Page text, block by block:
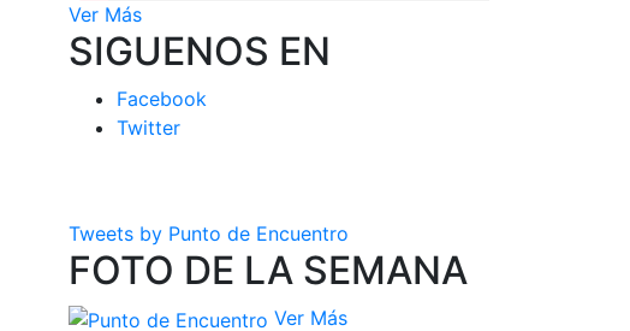
Ver Más
SIGUENOS EN
Facebook
Twitter
Tweets by Punto de Encuentro
FOTO DE LA SEMANA
Ver Más